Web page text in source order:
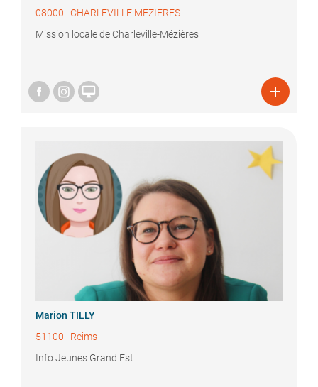
08000 | CHARLEVILLE MEZIERES
Mission locale de Charleville-Mézières
 
Marion TILLY
51100 | Reims
Info Jeunes Grand Est